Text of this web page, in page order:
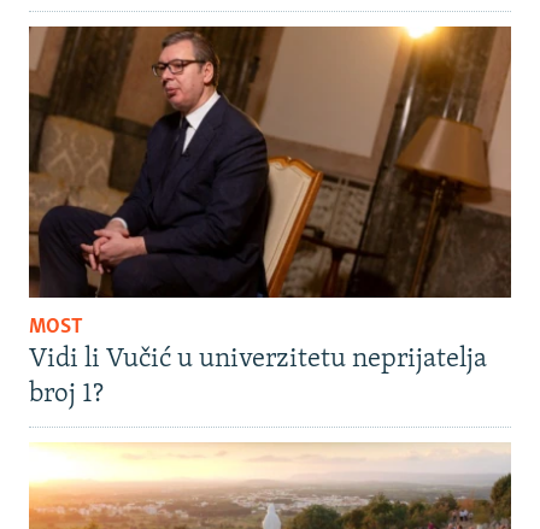
MOST
Vidi li Vučić u univerzitetu neprijatelja
broj 1?